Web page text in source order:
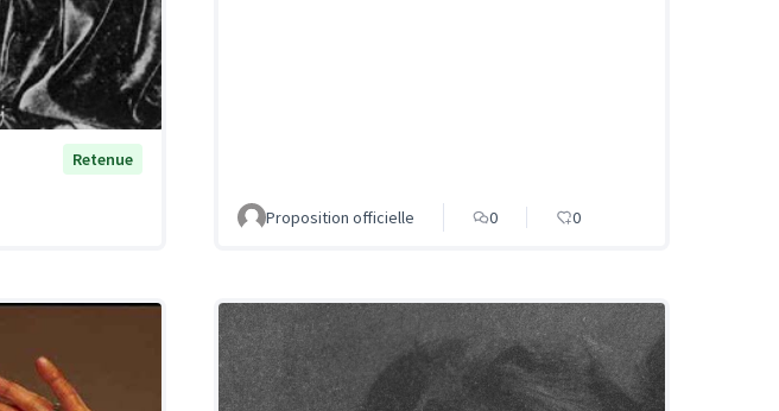
Retenue
Proposition officielle 0 0